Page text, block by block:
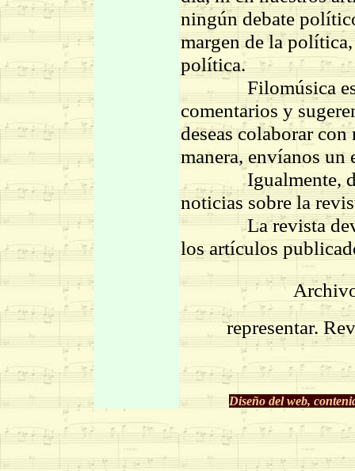
ningún debate
margen de la
política.
Filomúsica está
comentarios y
deseas colaborar
manera, envíanos un
Igualmente,
noticias sobre la
La revista
los artículos
representar.
Diseño del web,